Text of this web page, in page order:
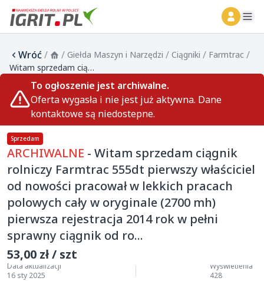
Wróć/ / Giełda Maszyn i Narzędzi / Ciągniki / Farmtrac /
Witam sprzedam ciągnik rolniczy Farmtrac 555dt pierwszy właściciel od nowości pracował w lekkich pracach polowych cały w oryginale (2700 mh) pierwsza rejestracja 2014 rok w pełni sprawny ciągnik od ro...
To ogłoszenie jest archiwalne.
Oferta wygasła i nie jest już aktywna. Dane
kontaktowe są niedostepne.
Sprzedam
ARCHIWALNE - Witam sprzedam ciągnik
rolniczy Farmtrac 555dt pierwszy właściciel
od nowości pracował w lekkich pracach
polowych cały w oryginale (2700 mh)
pierwsza rejestracja 2014 rok w pełni
sprawny ciągnik od ro...
53,00 zł / szt
Data aktualizacji
16 sty 2025
Wyświetlenia
428